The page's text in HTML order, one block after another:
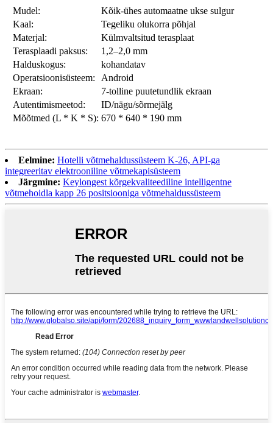
Mudel:
Kõik-ühes automaatne ukse sulgur
Kaal:
Tegeliku olukorra põhjal
Materjal:
Külmvaltsitud terasplaat
Terasplaadi paksus:
1,2–2,0 mm
Halduskogus:
kohandatav
Operatsioonisüsteem:
Android
Ekraan:
7-tolline puutetundlik ekraan
Autentimismeetod:
ID/nägu/sõrmejälg
Mõõtmed (L * K * S): 670 * 640 * 190 mm
Eelmine: Hotelli võtmehaldussüsteem K-26, API-ga
integreeritav elektrooniline võtmekapisüsteem
Järgmine: Keylongest kõrgekvaliteediline intelligentne
võtmehoidla kapp 26 positsiooniga võtmehaldussüsteem